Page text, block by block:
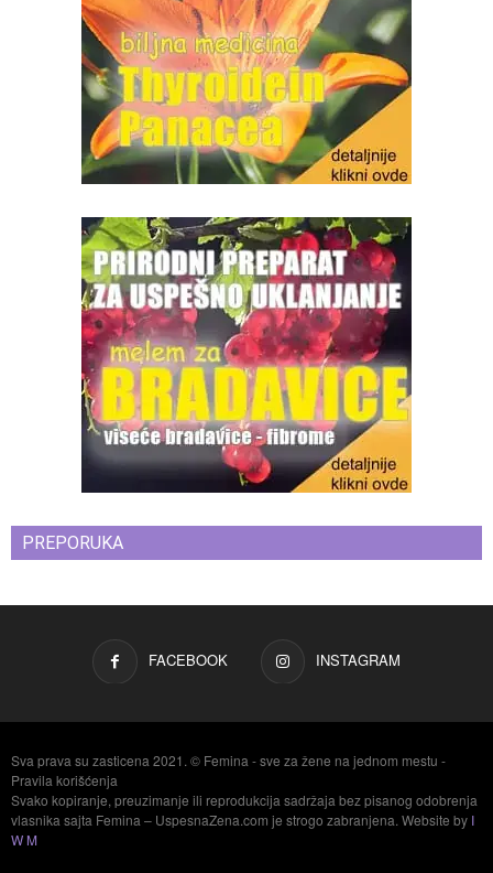
PREPORUKA
FACEBOOK INSTAGRAM
Sva prava su zasticena 2021. © Femina - sve za žene na jednom mestu -
Pravila korišćenja
Svako kopiranje, preuzimanje ili reprodukcija sadržaja bez pisanog odobrenja
vlasnika sajta Femina – UspesnaZena.com je strogo zabranjena. Website by I
W M